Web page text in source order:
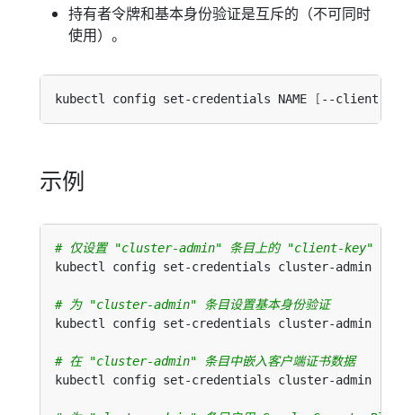
持有者令牌和基本身份验证是互斥的（不可同时
使用）。
kubectl config set-credentials NAME [ --client-
示例
# 仅设置 "cluster-admin" 条目上的 "client-key" 字段
kubectl config set-credentials cluster-admin --
# 为 "cluster-admin" 条目设置基本身份验证
kubectl config set-credentials cluster-admin --
# 在 "cluster-admin" 条目中嵌入客户端证书数据
kubectl config set-credentials cluster-admin